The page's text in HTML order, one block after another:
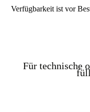
Verfügbarkeit ist vor
Für technische